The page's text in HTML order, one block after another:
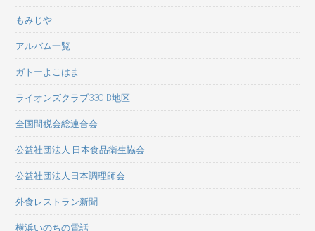
もみじや
アルバム一覧
ガトーよこはま
ライオンズクラブ330-B地区
全国間税会総連合会
公益社団法人 日本食品衛生協会
公益社団法人日本調理師会
外食レストラン新聞
横浜いのちの電話